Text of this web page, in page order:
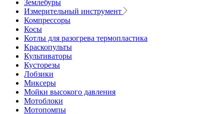
Землебуры
Измерительный инструмент
Компрессоры
Косы
Котлы для разогрева термопластика
Краскопульты
Культиваторы
Кусторезы
Лобзики
Миксеры
Мойки высокого давления
Мотоблоки
Мотопомпы